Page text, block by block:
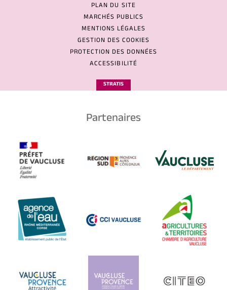
PLAN DU SITE
MARCHÉS PUBLICS
MENTIONS LÉGALES
GESTION DES COOKIES
PROTECTION DES DONNÉES
ACCESSIBILITÉ
STRATIS
Partenaires